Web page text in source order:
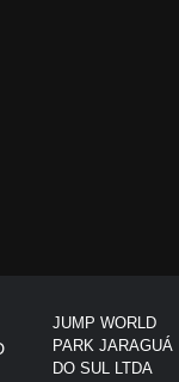
JUMP WORLD
PARK JARAGUÁ
DO SUL LTDA